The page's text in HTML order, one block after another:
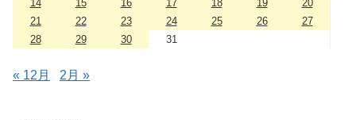
14
15 16 17 18 19
20
21
22 23 24 25 26
27
28
29 30 31
« 12月 2月 »